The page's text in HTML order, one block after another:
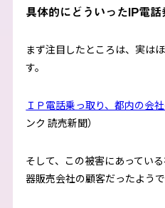
具体的にどういったIP電
まず注目したところは、実は
す。
ＩＰ電話乗っ取り、都内の会
ンク 読売新聞）
そして、この被害にあってい
器販売会社の顧客だったようで